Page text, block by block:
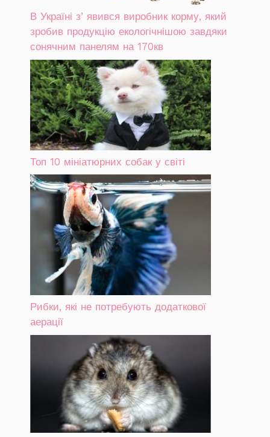
В Україні зʼявився виробник корму, який
зробив продукцію екологічнішою завдяки
сонячним панелям на 170кв
Топ 10 мініатюрних собак у світі
Рибки, які не потребують додаткової
аерації